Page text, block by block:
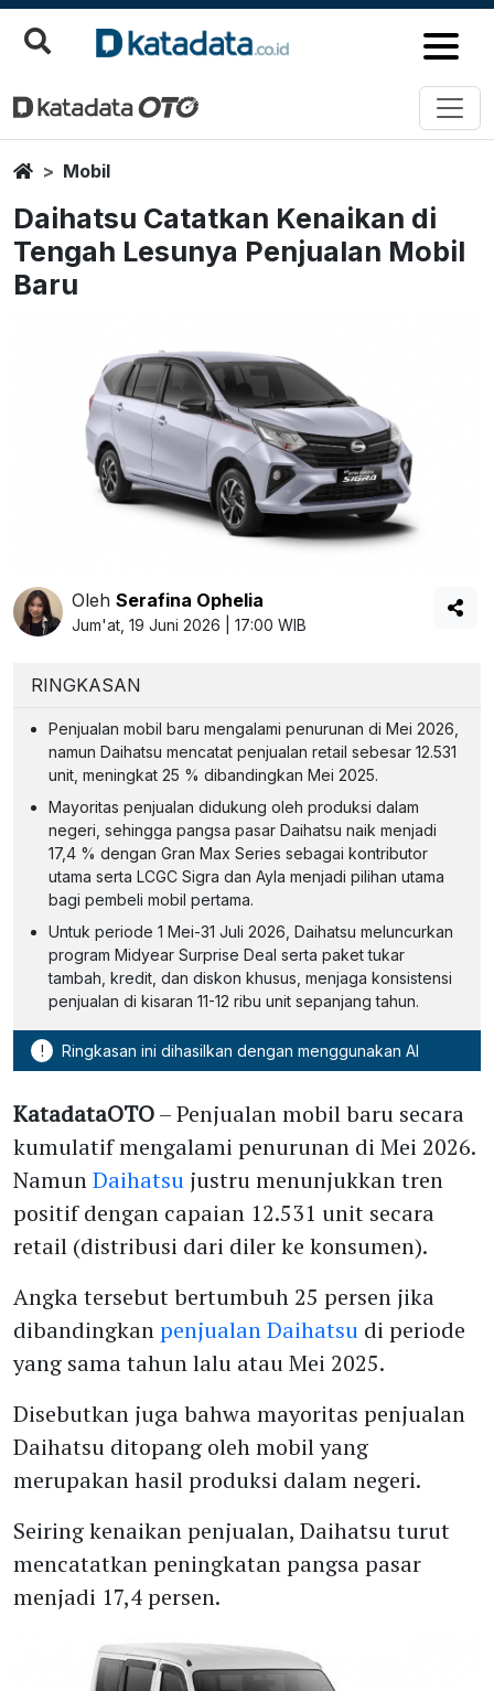
HomeMobil
Daihatsu Catatkan Kenaikan di
Tengah Lesunya Penjualan Mobil
Baru
Oleh Serafina Ophelia
Jum'at, 19 Juni 2026 | 17:00 WIB
RINGKASAN
Penjualan mobil baru mengalami penurunan di Mei 2026,
namun Daihatsu mencatat penjualan retail sebesar 12.531
unit, meningkat 25 % dibandingkan Mei 2025.
Mayoritas penjualan didukung oleh produksi dalam
negeri, sehingga pangsa pasar Daihatsu naik menjadi
17,4 % dengan Gran Max Series sebagai kontributor
utama serta LCGC Sigra dan Ayla menjadi pilihan utama
bagi pembeli mobil pertama.
Untuk periode 1 Mei-31 Juli 2026, Daihatsu meluncurkan
program Midyear Surprise Deal serta paket tukar
tambah, kredit, dan diskon khusus, menjaga konsistensi
penjualan di kisaran 11-12 ribu unit sepanjang tahun.
! Ringkasan ini dihasilkan dengan menggunakan AI
KatadataOTO– Penjualan mobil baru secara
kumulatif mengalami penurunan di Mei 2026.
NamunDaihatsu justru menunjukkan tren
positif dengan capaian 12.531 unit secara
retail (distribusi dari diler ke konsumen).
Angka tersebut bertumbuh 25 persen jika
dibandingkanpenjualan Daihatsu di periode
yang sama tahun lalu atau Mei 2025.
Disebutkan juga bahwa mayoritas penjualan
Daihatsu ditopang oleh mobil yang
merupakan hasil produksi dalam negeri.
Seiring kenaikan penjualan, Daihatsu turut
mencatatkan peningkatan pangsa pasar
menjadi 17,4 persen.